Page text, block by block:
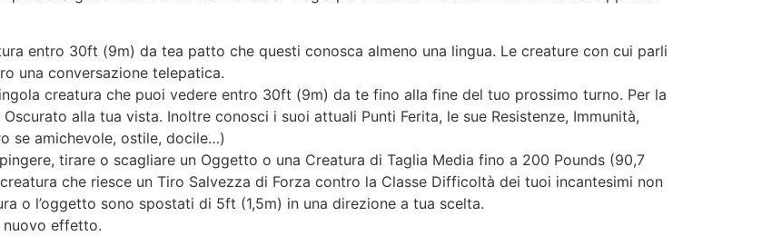
entro 30ft (9m) da tea patto che questi conosca almeno una lingua. Le creature con cui parli
una conversazione telepatica.
creatura che puoi vedere entro 30ft (9m) da te fino alla fine del tuo prossimo turno. Per la
alla tua vista. Inoltre conosci i suoi attuali Punti Ferita, le sue Resistenze, Immunità,
se amichevole, ostile, docile…)
tirare o scagliare un Oggetto o una Creatura di Taglia Media fino a 200 Pounds (90,7
che riesce un Tiro Salvezza di Forza contro la Classe Difficoltà dei tuoi incantesimi non
o l’oggetto sono spostati di 5ft (1,5m) in una direzione a tua scelta.
nuovo effetto.